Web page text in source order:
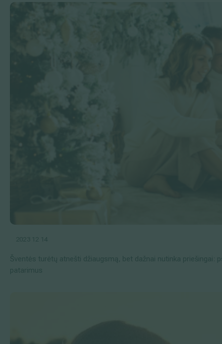
2023 12 14
Šventės turėtų atnešti džiaugsmą, bet dažnai nutinka priešingai:
patarimus